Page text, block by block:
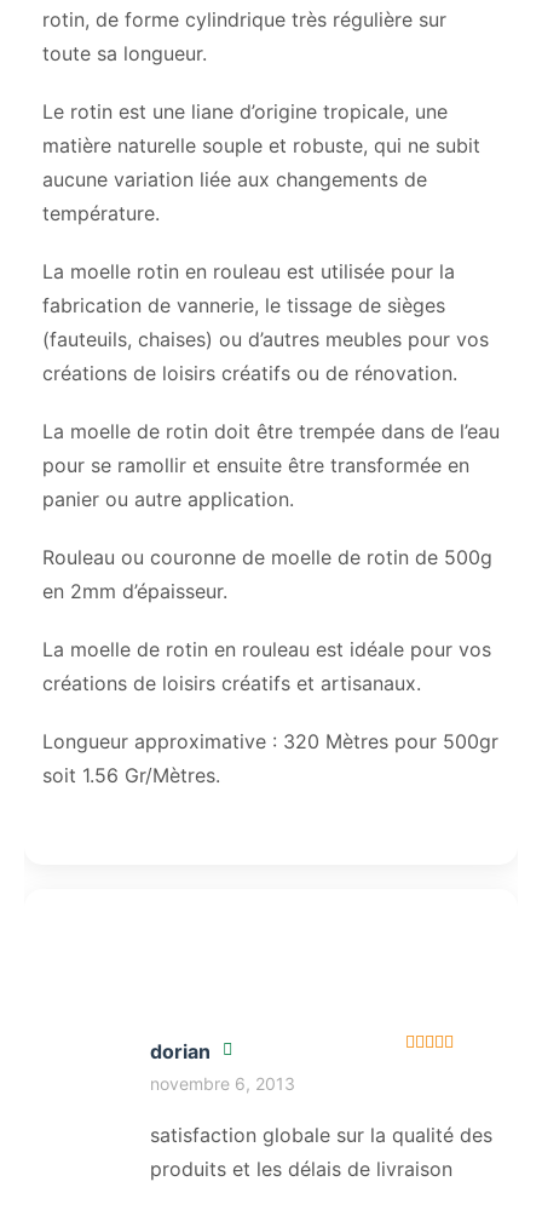
rotin, de forme cylindrique très régulière sur
toute sa longueur.
Le rotin est une liane d’origine tropicale, une
matière naturelle souple et robuste, qui ne subit
aucune variation liée aux changements de
température.
La moelle rotin en rouleau est utilisée pour la
fabrication de vannerie, le tissage de sièges
(fauteuils, chaises) ou d’autres meubles pour vos
créations de loisirs créatifs ou de rénovation.
La moelle de rotin doit être trempée dans de l’eau
pour se ramollir et ensuite être transformée en
panier ou autre application.
Rouleau ou couronne de moelle de rotin de 500g
en 2mm d’épaisseur.
La moelle de rotin en rouleau est idéale pour vos
créations de loisirs créatifs et artisanaux.
Longueur approximative : 320 Mètres pour 500gr
soit 1.56 Gr/Mètres.
dorian
novembre 6, 2013
satisfaction globale sur la qualité des
produits et les délais de livraison